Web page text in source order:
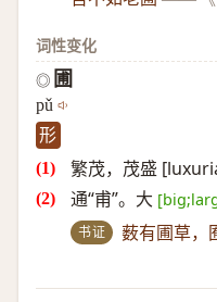
词性变化
◎ 圃
pǔ
形
繁茂，茂盛
通“甫”。大
书证 薮有圃草，